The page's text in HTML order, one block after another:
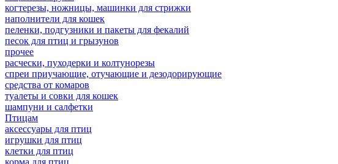
когтерезы, ножницы, машинки для стрижки
наполнители для кошек
пеленки, подгузники и пакеты для фекалий
песок для птиц и грызунов
прочее
расчески, пуходерки и колтунорезы
спреи приучающие, отучающие и дезодорирующие
средства от комаров
туалеты и совки для кошек
шампуни и салфетки
Птицам
аксессуары для птиц
игрушки для птиц
клетки для птиц
корма для птиц